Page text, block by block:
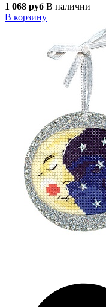
1 068 руб В наличии
В корзину